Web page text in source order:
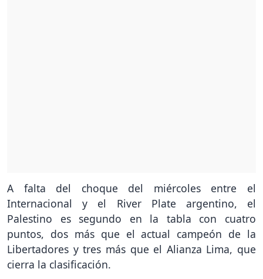
A falta del choque del miércoles entre el
Internacional y el River Plate argentino, el
Palestino es segundo en la tabla con cuatro
puntos, dos más que el actual campeón de la
Libertadores y tres más que el Alianza Lima, que
cierra la clasificación.